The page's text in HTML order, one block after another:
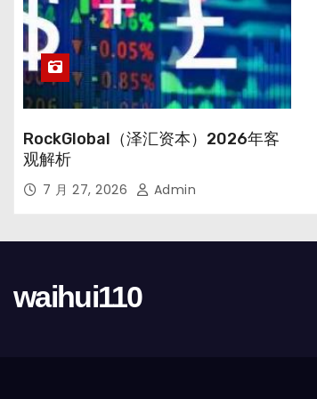
RockGlobal（泽汇资本）2026年客
观解析
7 月 27, 2026 Admin
waihui110